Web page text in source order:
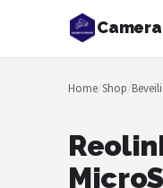
Zoeken
NAVIGATIE
Merken
Home/Shop/